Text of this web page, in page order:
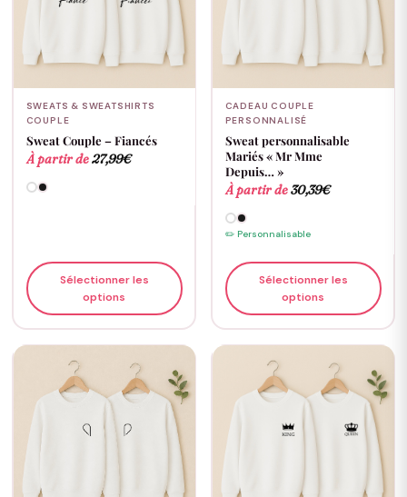
SWEATS & SWEATSHIRTS
COUPLE
Sweat Couple – Fiancés
À partir de27,99€
Sélectionner les
options
CADEAU COUPLE
PERSONNALISÉ
Sweat personnalisable
Mariés « Mr Mme
Depuis… »
À partir de30,39€
✏️ Personnalisable
Sélectionner les
options